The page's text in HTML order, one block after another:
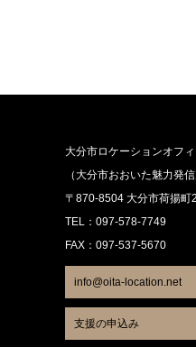
大分市ロケーションオフ
（大分市おおいた魅力発信
〒870-8504 大分市荷揚町
TEL：097-578-7749
FAX：097-537-5670
info@oita-location.net
支援の申込み